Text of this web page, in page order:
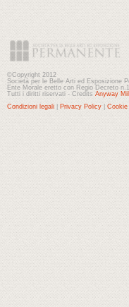
©Copyright 2012
Società per le Belle Arti ed Esposizione
Ente Morale eretto con Regio Decreto
Tutti i diritti riservati - Credits Anyway
Condizioni legali
Privacy Policy Cookie